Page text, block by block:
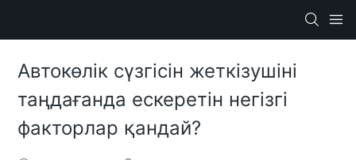
Автокөлік сүзгісін жеткізушіні
таңдағанда ескеретін негізгі
факторлар қандай?